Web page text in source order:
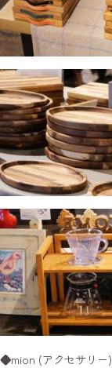
◆mion (アクセサリー)